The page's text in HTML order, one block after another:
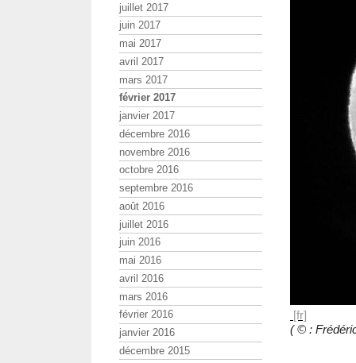
( © :
juillet 2017
juin 2017
mai 2017
avril 2017
mars 2017
février 2017
janvier 2017
décembre 2016
novembre 2016
octobre 2016
septembre 2016
août 2016
juillet 2016
juin 2016
mai 2016
avril 2016
mars 2016
février 2016
janvier 2016
décembre 2015